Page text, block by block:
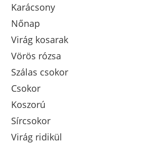
Karácsony
Nőnap
Virág kosarak
Vörös rózsa
Szálas csokor
Csokor
Koszorú
Sírcsokor
Virág ridikül